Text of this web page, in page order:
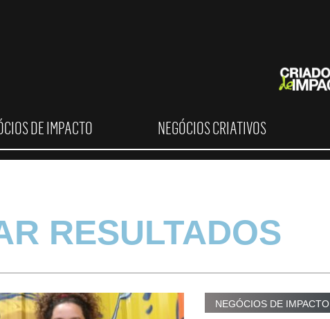
DE IMPACTO NEGÓCIOS CRIATIVOS
RESULTADOS
NEGÓCIOS DE IMPACTO